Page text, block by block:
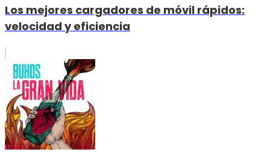
Los mejores cargadores de móvil rápidos:
velocidad y eficiencia